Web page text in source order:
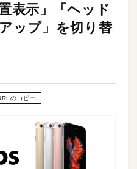
表示」「ヘッド
ップ」を切り替
のコピー